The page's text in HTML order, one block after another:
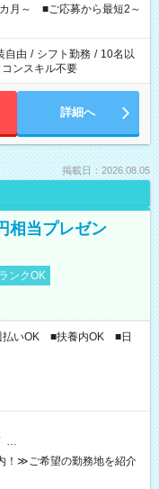
、ご希望を教えてください
計で週40時間を超える場
カ月～ ■ご応募から最短2～
自由 / シフト勤務 / 10名以
ンスキル不要
詳細へ
掲載日：2026.08.05
相当プレゼン
ンクOK
払いOK ■扶養内OK ■日
…
！≫ご希望の勤務地を紹介